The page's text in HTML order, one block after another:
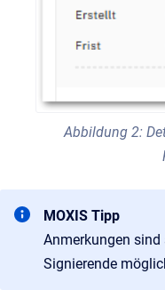
Abbildung 2:
MOXIS Tipp
Anmerkungen sind
Signierende